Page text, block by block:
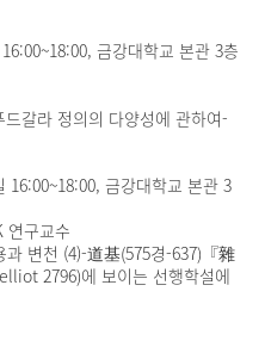
금강대학교 본관 3층
갈라 정의의 다양성에 관하여-
16:00~18:00, 금강대학교 본관 3
연구교수
변천 (4)-道基(575경-637)『雜
2796)에 보이는 선행학설에